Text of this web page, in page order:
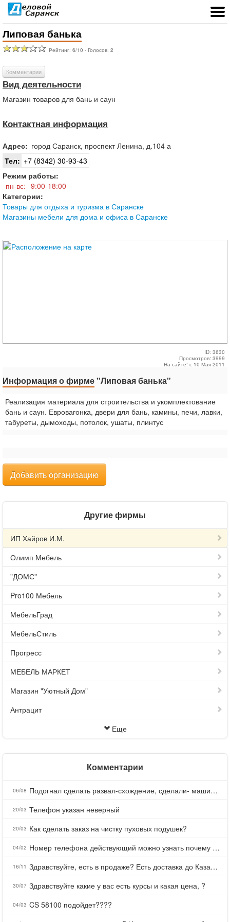
Липовая банька
Рейтинг: 6/10 - Голосов: 2
Комментарии
Вид деятельности
Магазин товаров для бань и саун
Контактная информация
Адрес: город Саранск, проспект Ленина, д.104 а
Тел: +7 (8342) 30-93-43
Режим работы:
пн-вс: 9:00-18:00
Категории:
Товары для отдыха и туризма в Саранске
Магазины мебели для дома и офиса в Саранске
ID: 3630
Просмотров: 3999
На сайте: с 10 Мая 2011
Информация о фирме"Липовая банька"
Реализация материала для строительства и укомплектование
бань и саун. Евровагонка, двери для бань, камины, печи, лавки,
табуреты, дымоходы, потолок, ушаты, плинтус
Добавить организацию
Другие фирмы
ИП Хайров И.М.
Олимп Мебель
"ДОМС"
Pro100 Мебель
МебельГрад
МебельСтиль
Прогресс
МЕБЕЛЬ МАРКЕТ
Магазин "Уютный Дом"
Антрацит
Еще
Комментарии
06/08 Подогнал сделать развал-схождение, сделали- машина уходит на право и колеса проверил все хорошо с атмосферами ужас как можно делать авто, не ужели не берегут свою репутацию, не советую.
20/03 Телефон указан неверный
20/03 Как сделать заказ на чистку пуховых подушек?
04/02 Номер телефона действующий можно узнать почему номер неправельный
16/11 Здравствуйте, есть в продаже? Есть доставка до Казани?
30/07 Здравствуйте какие у вас есть курсы и какая цена, ?
04/03 CS 58100 подойдет????